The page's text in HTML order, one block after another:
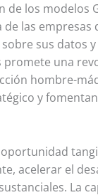
de los modelos
las empresas
sus datos
una
hombre-
y
acelerar el
La